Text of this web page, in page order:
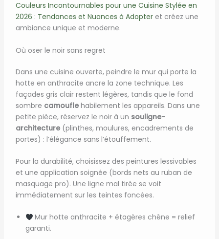
Couleurs Incontournables pour une Cuisine Stylée en
2026 : Tendances et Nuances à Adopteret créez une
ambiance unique et moderne.
Où oser le noir sans regret
Dans une cuisine ouverte, peindre le mur qui porte la
hotte en anthracite ancre la zone technique. Les
façades gris clair restent légères, tandis que le fond
sombre camouflehabilement les appareils. Dans une
petite pièce, réservez le noir à un souligne-
architecture(plinthes, moulures, encadrements de
portes) : l’élégance sans l’étouffement.
Pour la durabilité, choisissez des peintures lessivables
et une application soignée (bords nets au ruban de
masquage pro). Une ligne mal tirée se voit
immédiatement sur les teintes foncées.
Mur hotte anthracite + étagères chêne = relief
garanti.